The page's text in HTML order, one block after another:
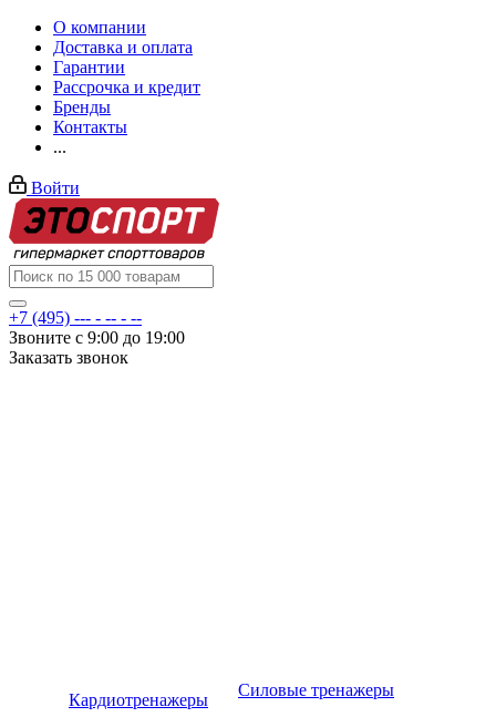
О компании
Доставка и оплата
Гарантии
Рассрочка и кредит
Бренды
Контакты
...
Войти
+7 (495) --- - -- - --
Звоните с 9:00 до 19:00
Заказать звонок
Кардиотренажеры
Силовые тренажеры